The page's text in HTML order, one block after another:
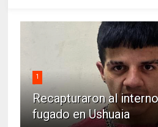
1
Recapturaron al
fugado en Ushuaia